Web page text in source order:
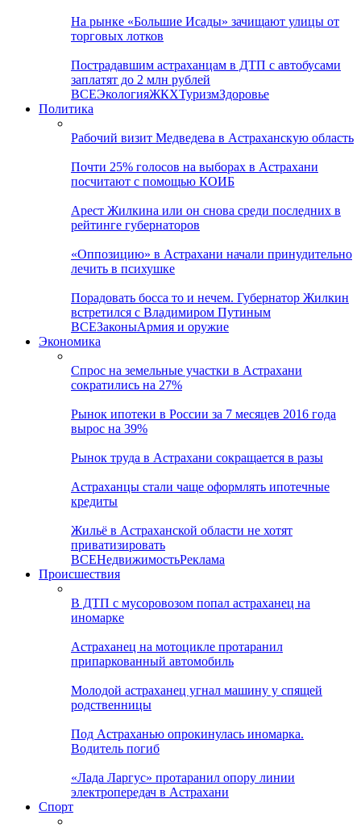
На рынке «Большие Исады» зачищают улицы от
торговых лотков
Пострадавшим астраханцам в ДТП с автобусами
заплатят до 2 млн рублей
ВСЕЭкологияЖКХТуризмЗдоровье
Политика
Рабочий визит Медведева в Астраханскую область
Почти 25% голосов на выборах в Астрахани
посчитают с помощью КОИБ
Арест Жилкина или он снова среди последних в
рейтинге губернаторов
«Оппозицию» в Астрахани начали принудительно
лечить в психушке
Порадовать босса то и нечем. Губернатор Жилкин
встретился с Владимиром Путиным
ВСЕЗаконыАрмия и оружие
Экономика
Спрос на земельные участки в Астрахани
сократились на 27%
Рынок ипотеки в России за 7 месяцев 2016 года
вырос на 39%
Рынок труда в Астрахани сокращается в разы
Астраханцы стали чаще оформлять ипотечные
кредиты
Жильё в Астраханской области не хотят
приватизировать
ВСЕНедвижимостьРеклама
Происшествия
В ДТП с мусоровозом попал астраханец на
иномарке
Астраханец на мотоцикле протаранил
припаркованный автомобиль
Молодой астраханец угнал машину у спящей
родственницы
Под Астраханью опрокинулась иномарка.
Водитель погиб
«Лада Ларгус» протаранил опору линии
электропередач в Астрахани
Спорт